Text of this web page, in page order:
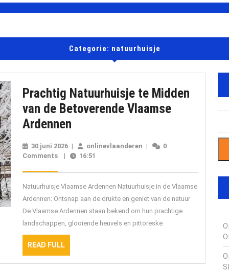
Categorie: natuurhuisje
Prachtig Natuurhuisje te Midden
van de Betoverende Vlaamse
Ardennen
te
Midden
van
de
Betoverende
Vlaamse
30 juni 2026 30
juni
| onlinevlaanderen onlinevlaanderen
|
0
Comments
| 16:51
Natuurhuisje Vlaamse Ardennen Natuurhuisje in de Vlaamse
Ardennen: Ontsnap aan de drukte en geniet van de natuur
De Vlaamse Ardennen staan bekend om hun prachtige
landschappen, glooiende heuvels en pittoreske
READ FULL
FULL